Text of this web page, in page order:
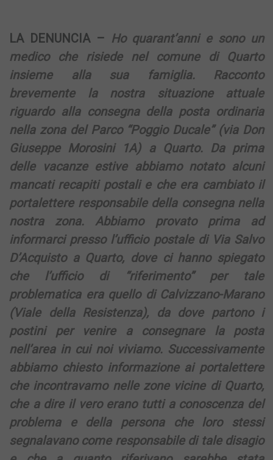
LA DENUNCIA – Ho quarant’anni e sono un
medico che risiede nel comune di Quarto
insieme alla sua famiglia. Racconto
brevemente la nostra situazione attuale
riguardo alla consegna della posta ordinaria
nella zona del Parco “Poggio Ducale” (via Don
Giuseppe Morosini 1A) a Quarto. Da prima
delle vacanze estive abbiamo notato alcuni
mancati recapiti postali e che era cambiato il
portalettere responsabile della consegna nella
nostra zona. Abbiamo provato prima ad
informarci presso l’ufficio postale di Via Salvo
D’Acquisto a Quarto, dove ci hanno spiegato
che l’ufficio di “riferimento” per tale
problematica era quello di Calvizzano-Marano
(Viale della Resistenza), da dove partono i
postini per venire a consegnare la posta
nell’area in cui noi viviamo. Successivamente
abbiamo chiesto informazione ai portalettere
che incontravamo nelle zone vicine di Quarto,
che a dire il vero erano tutti a conoscenza del
problema e della persona che loro stessi
segnalavano come responsabile di tale disagio